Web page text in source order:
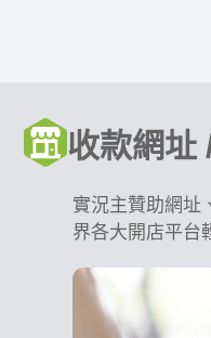
收款網址
實況主贊助網址
界各大開店平台